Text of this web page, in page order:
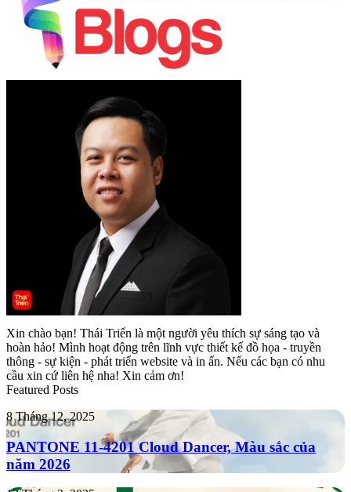
Xin chào bạn! Thái Triển là một người yêu thích sự sáng tạo và
hoàn hảo! Mình hoạt động trên lĩnh vực thiết kế đồ họa - truyền
thông - sự kiện - phát triển website và in ấn. Nếu các bạn có nhu
cầu xin cứ liên hệ nha! Xin cảm ơn!
Featured Posts
PANTONE
11-
4201
Cloud
Dancer,
Màu
8 Tháng 12, 2025
PANTONE 11-4201 Cloud Dancer, Màu sắc của
năm 2026